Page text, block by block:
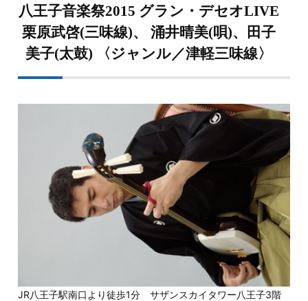
八王子音楽祭2015 グラン・デセオLIVE
栗原武啓(三味線)、 涌井晴美(唄)、田子
美子(太鼓) 〈ジャンル／津軽三味線〉
JR八王子駅南口より徒歩1分 サザンスカイタワー八王子3階